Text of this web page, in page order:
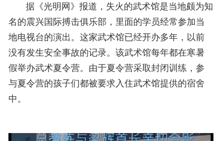
据 《光明网》报道，失火的武术馆是当地颇为知
名的震兴国际搏击俱乐部，里面的学员经常参加当
地电视台的演出。这家武术馆已经开办多年，以前
没有发生安全事故的记录。该武术馆每年都在寒暑
假举办武术夏令营。由于夏令营采取封闭训练，参
与夏令营的孩子们都被要求入住武术馆提供的宿舍
中。